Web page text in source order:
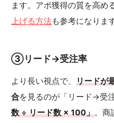
ます。アポ獲得の質を高め
上げる方法も参考になりま
③リード→受注率
より長い視点で、リードが
合を見るのが「リード→受
数 ÷ リード数 × 100」。商